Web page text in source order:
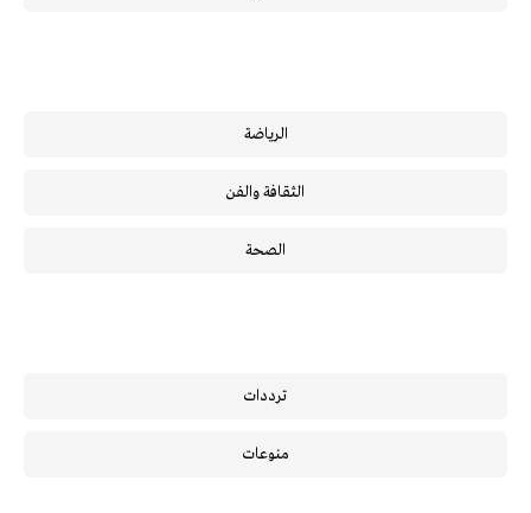
الرياضة
الثقافة والفن
الصحة
ترددات
منوعات